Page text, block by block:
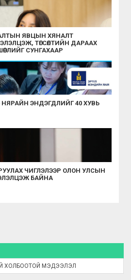
ЯВЦЫН ХЯНАЛТ
ТӨГСӨЛТИЙН ДАРААХ
СУНГАХААР
ЭНДЭГДЛИЙГ 40 ХУВЬ
ЧИГЛЭЛЭЭР ОЛОН УЛСЫН
БАЙНА
ХОЛБООТОЙ МЭДЭЭЛЭЛ